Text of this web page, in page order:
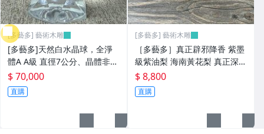
[多藝多] 藝術木雕
[多藝多]天然白水晶球，全淨
體A A級 直徑7公分、晶體非常
通透、白水晶球代表平衡、圓
滿。用於祈福、許願、鎮宅、
鎮店、行為偏邪不正當保佑平
$ 70,000
直購
[多藝多] 藝術木雕
［多藝多］真正辟邪降香 紫墨
級紫油梨 海南黃花梨 真正深埋
出土古代沉水根瘤料176克 稍
微打磨手把擺件
$ 8,800
直購